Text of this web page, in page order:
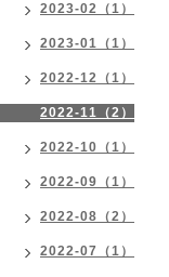
2023-02（1）
2023-01（1）
2022-12（1）
2022-11（2）
2022-10（1）
2022-09（1）
2022-08（2）
2022-07（1）